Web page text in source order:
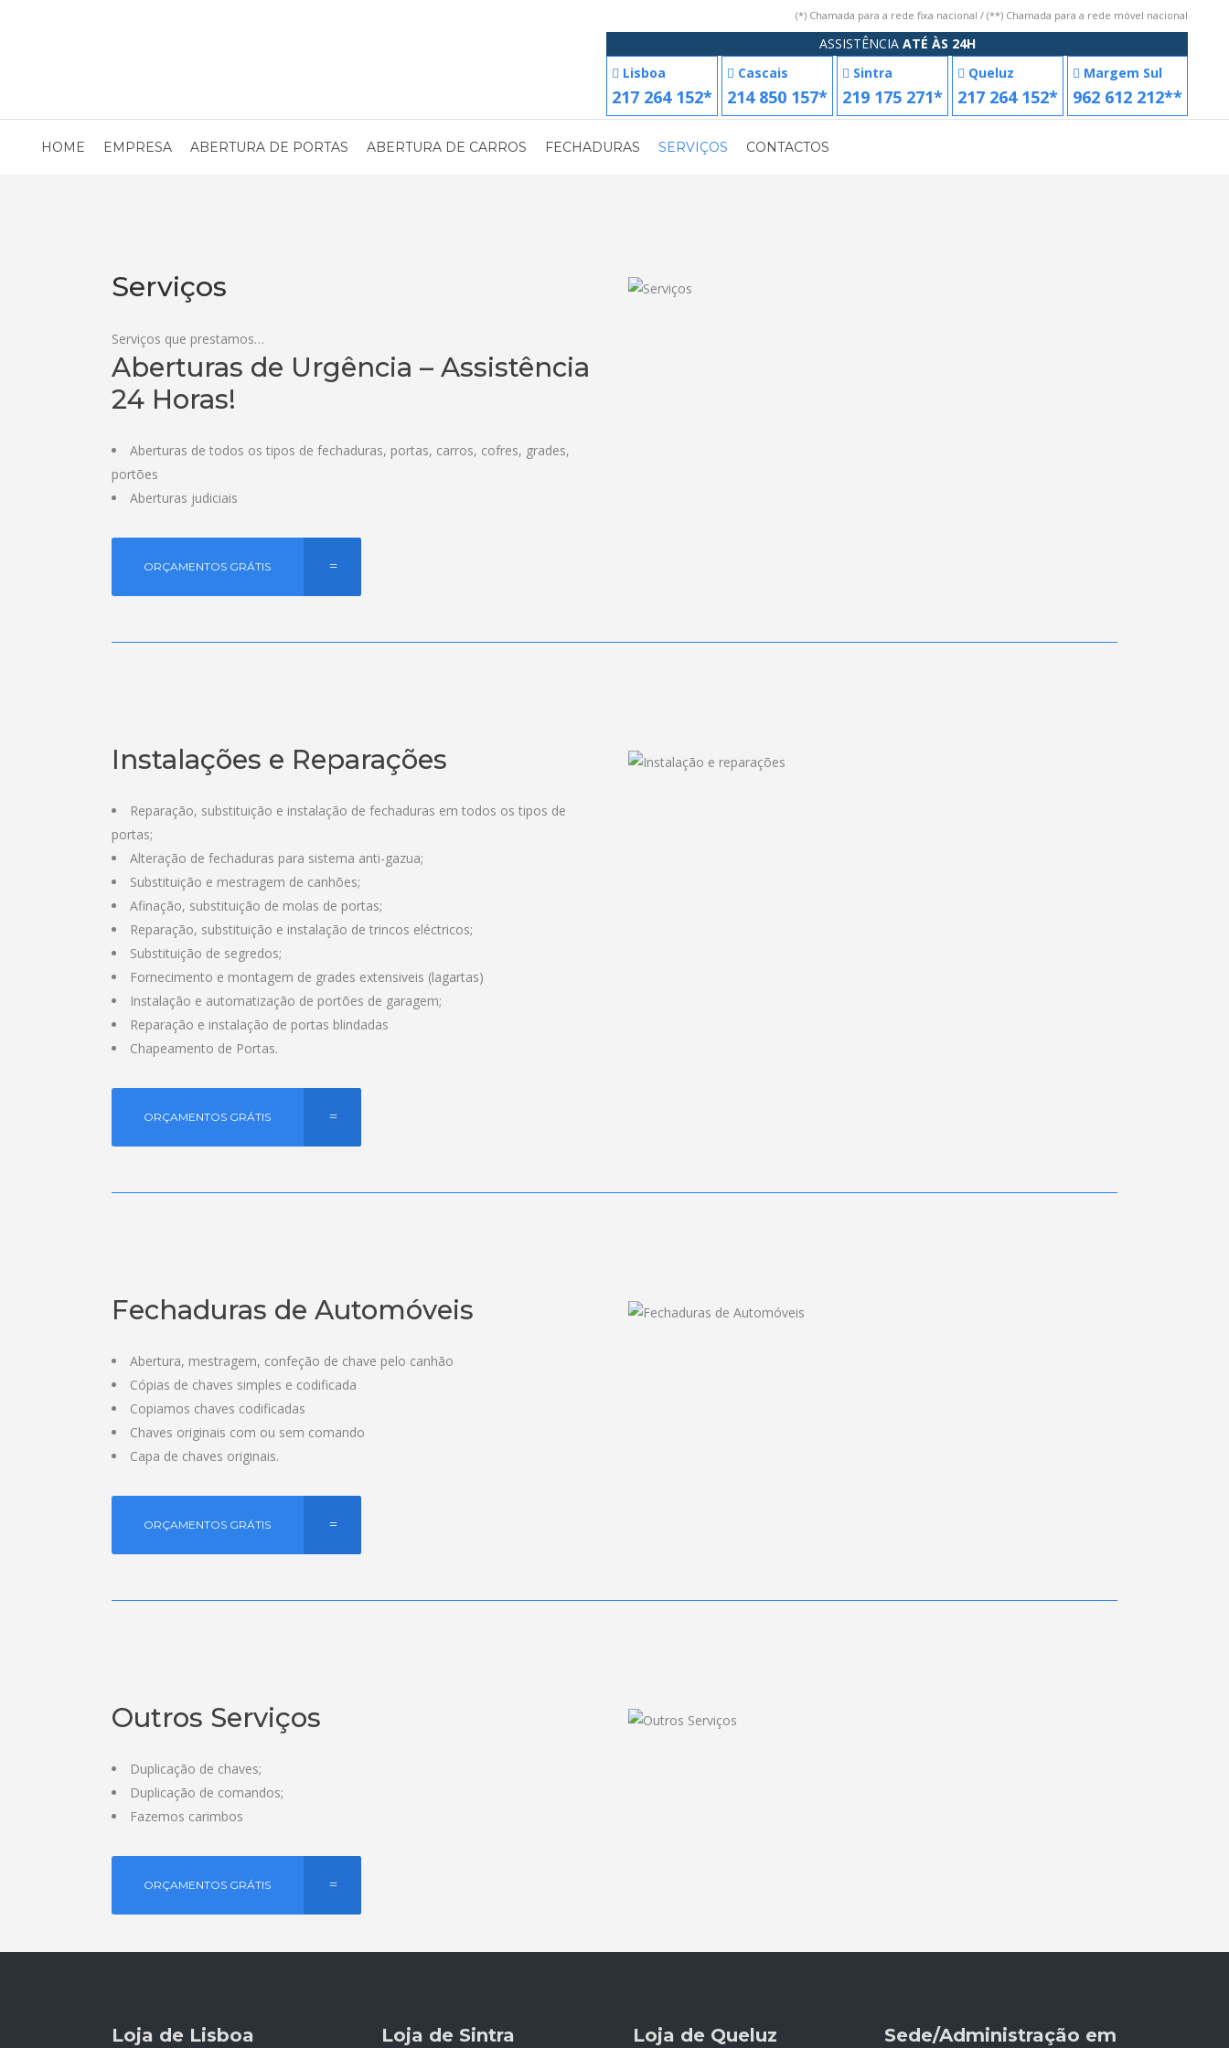
(*) Chamada para a rede fixa nacional / (**) Chamada para a rede móvel nacional
ASSISTÊNCIA ATÉ ÀS 24H
Lisboa
217 264 152*
Cascais
214 850 157*
Sintra
219 175 271*
Queluz
217 264 152*
Margem Sul
962 612 212**
HOME EMPRESA ABERTURA DE PORTAS ABERTURA DE CARROS FECHADURAS SERVIÇOS CONTACTOS
Serviços
Serviços que prestamos…
Aberturas de Urgência – Assistência
24 Horas!
Aberturas de todos os tipos de fechaduras, portas, carros, cofres, grades,
portões
Aberturas judiciais
ORÇAMENTOS GRÁTIS
Instalações e Reparações
Reparação, substituição e instalação de fechaduras em todos os tipos de
portas;
Alteração de fechaduras para sistema anti-gazua;
Substituição e mestragem de canhões;
Afinação, substituição de molas de portas;
Reparação, substituição e instalação de trincos eléctricos;
Substituição de segredos;
Fornecimento e montagem de grades extensiveis (lagartas)
Instalação e automatização de portões de garagem;
Reparação e instalação de portas blindadas
Chapeamento de Portas.
ORÇAMENTOS GRÁTIS
Fechaduras de Automóveis
Abertura, mestragem, confeção de chave pelo canhão
Cópias de chaves simples e codificada
Copiamos chaves codificadas
Chaves originais com ou sem comando
Capa de chaves originais.
ORÇAMENTOS GRÁTIS
Outros Serviços
Duplicação de chaves;
Duplicação de comandos;
Fazemos carimbos
ORÇAMENTOS GRÁTIS
Loja de Lisboa Loja de Sintra Loja de Queluz Sede/Administração em